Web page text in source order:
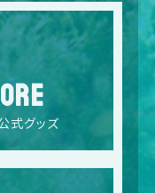
式グッズ